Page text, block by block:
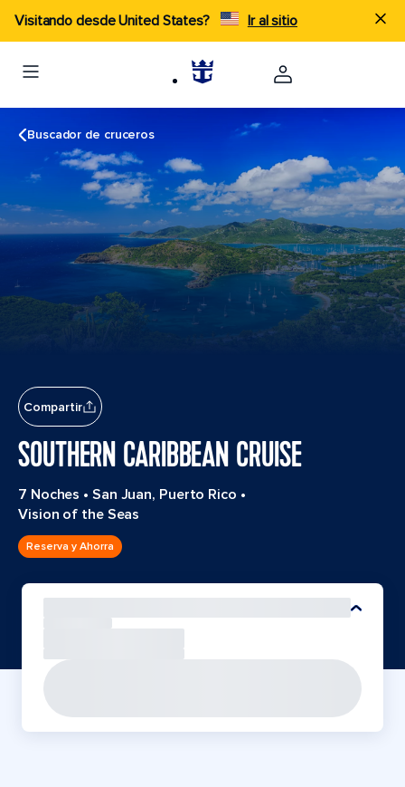
Visitando desde United States? Ir al sitio
Buscador de cruceros
Compartir
SOUTHERN CARIBBEAN CRUISE
7 Noches • San Juan, Puerto Rico •
Vision of the Seas
Reserva y Ahorra